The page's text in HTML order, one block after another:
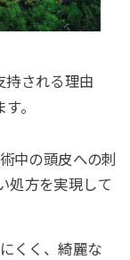
持される理由
。
中の頭皮への刺
処方を実現して
くく、綺麗な